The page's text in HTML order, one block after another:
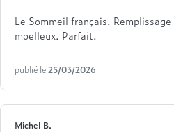
Le Sommeil français.
moelleux. Parfait.
publié le25/03/2026
Michel B.